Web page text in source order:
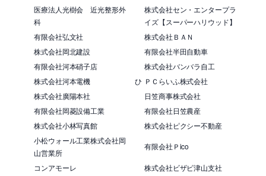
医療法人光樹会 近光整形外
科
株式会社セン・エンタープラ
イズ【スーパーハリウッド】
有限会社弘文社
株式会社ＢＡＮ
株式会社岡北建設
有限会社半田自動車
有限会社河本硝子店
株式会社バンバラ自工
株式会社河本電機
ひ ＰＣらいふ株式会社
株式会社廣陽本社
日笠商事株式会社
有限会社岡菱設備工業
有限会社日笠農産
株式会社小林写真館
株式会社ピクシー不動産
小松ウォール工業株式会社岡
山営業所
有限会社Ｐico
コンアモーレ
株式会社ビザビ津山支社